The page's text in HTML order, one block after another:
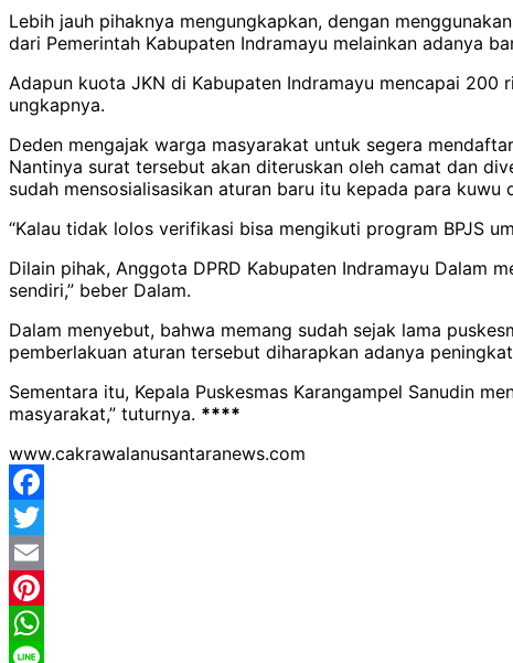
Lebih jauh pihaknya mengungkapkan, dengan
dari Pemerintah Kabupaten Indramayu melainkan adanya
Adapun kuota JKN di Kabupaten Indramayu mencapai 200
ungkapnya.
Deden mengajak warga masyarakat untuk segera
Nantinya surat tersebut akan diteruskan oleh camat dan
sudah mensosialisasikan aturan baru itu kepada para kuwu
“Kalau tidak lolos verifikasi bisa mengikuti program BPJS
Dilain pihak, Anggota DPRD Kabupaten Indramayu Dalam
sendiri,” beber Dalam.
Dalam menyebut, bahwa memang sudah sejak lama
pemberlakuan aturan tersebut diharapkan adanya
Sementara itu, Kepala Puskesmas Karangampel Sanudin
masyarakat,” tuturnya. ****
www.cakrawalanusantaranews.com
Facebook
Twitter
Email
Pinterest
WhatsApp